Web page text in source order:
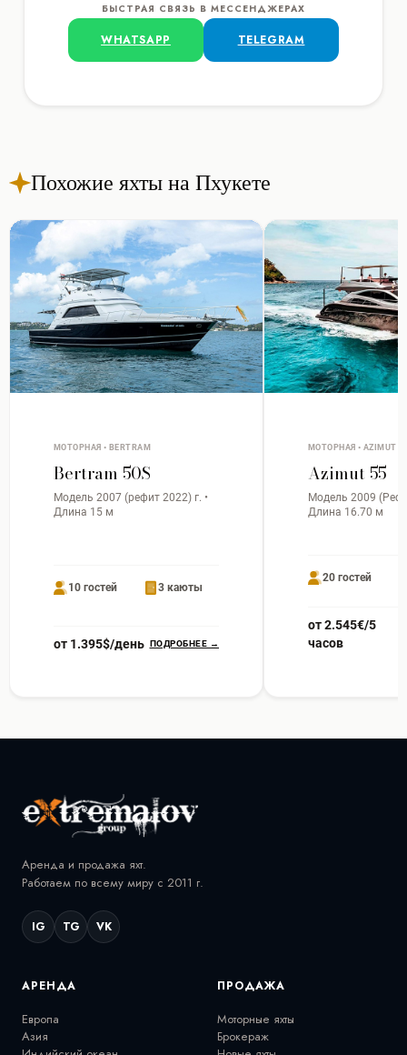
БЫСТРАЯ СВЯЗЬ В МЕССЕНДЖЕРАХ
WHATSAPP TELEGRAM
Похожие яхты на Пхукете
МОТОРНАЯ • BERTRAM
Bertram 50S
Модель 2007 (рефит 2022) г. •
Длина 15 м
10 гостей 3 каюты
от 1.395$/день ПОДРОБНЕЕ →
МОТОРНАЯ • AZIMUT
Azimut 55
Модель 2009
Длина 16.70 м
20 гостей
от 2.545€/5
часов
Аренда и продажа яхт.
Работаем по всему миру с 2011 г.
IG TG VK
АРЕНДА
Европа
Азия
ПРОДАЖА
Моторные яхты
Брокераж